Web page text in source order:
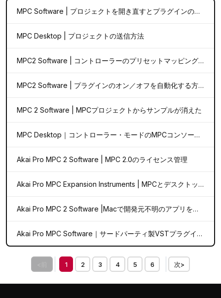
MPC Software | プロジェクトを開き直すとプラグインの設定が戻ってしまうのはなぜですか？
MPC Desktop | プロジェクトの送信方法
MPC2 Software | コントローラーのプリセットマッピングにパッドバンクやパッドパネルの設定が含まれていないのはなぜですか？
MPC2 Software | プラグインのオン／オフを自動化する方法
MPC 2 Software | MPCプロジェクトからサンプルが消えた
MPC Desktop｜コントローラー・モードのMPCコンソールとUSBオーディオ・インターフェースを同時に接続できますか？
Akai Pro MPC 2 Software | MPC 2.0のライセンス管理
Akai Pro MPC Expansion Instruments | MPCとデスクトップへのインストールとオーソライズ方法
Akai Pro MPC 2 Software |Macで開発元不明のアプリを開く方法
Akai Pro MPC Software｜サードパーティ製VSTプラグインのスキャン
1 2 3 4 5 6 次>